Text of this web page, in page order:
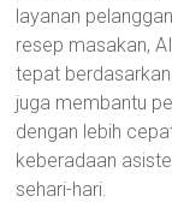
layanan
resep masakan,
tepat
juga membantu
dengan lebih
keberadaan
sehari-hari.